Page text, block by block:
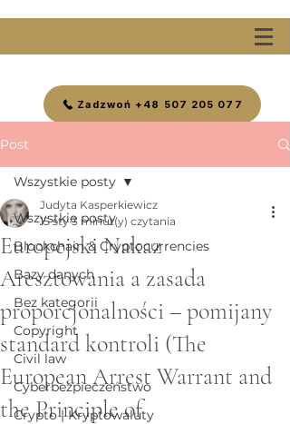
Zadzwoń +48 507 205 077
Post
Wszystkie posty
Blockchain & Cryptocurrencies
Bazy danych
Bez kategorii
Copyright
Civil law
Cyberbezpieczeństwo
Crypto | Kryptowaluty
Wszystkie posty
Europejski Nakaz
Aresztowania a zasada
proporcjonalności – pomijany
standard kontroli (The
European Arrest Warrant and
the Principle of
Judyta Kasperkiewicz
15 sty 3 minut(y) czytania